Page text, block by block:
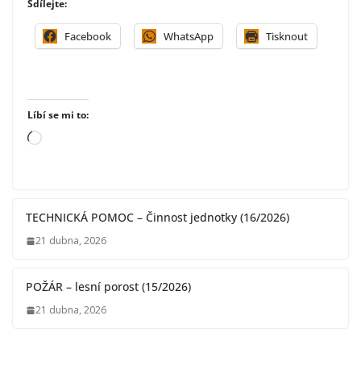
Sdílejte:
Facebook WhatsApp Tisknout
Líbí se mi to:
N
t
á
í
TECHNICKÁ POMOC – Činnost jednotky (16/2026)
21 dubna, 2026
POŽÁR – lesní porost (15/2026)
21 dubna, 2026